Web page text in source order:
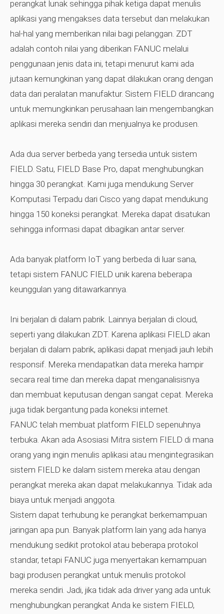
perangkat lunak sehingga pihak ketiga dapat menulis
aplikasi yang mengakses data tersebut dan melakukan
hal-hal yang memberikan nilai bagi pelanggan. ZDT
adalah contoh nilai yang diberikan FANUC melalui
penggunaan jenis data ini, tetapi menurut kami ada
jutaan kemungkinan yang dapat dilakukan orang dengan
data dari peralatan manufaktur. Sistem FIELD dirancang
untuk memungkinkan perusahaan lain mengembangkan
aplikasi mereka sendiri dan menjualnya ke produsen.
Ada dua server berbeda yang tersedia untuk sistem
FIELD. Satu, FIELD Base Pro, dapat menghubungkan
hingga 30 perangkat. Kami juga mendukung Server
Komputasi Terpadu dari Cisco yang dapat mendukung
hingga 150 koneksi perangkat. Mereka dapat disatukan
sehingga informasi dapat dibagikan antar server.
Ada banyak platform IoT yang berbeda di luar sana,
tetapi sistem FANUC FIELD unik karena beberapa
keunggulan yang ditawarkannya.
Ini berjalan di dalam pabrik. Lainnya berjalan di cloud,
seperti yang dilakukan ZDT. Karena aplikasi FIELD akan
berjalan di dalam pabrik, aplikasi dapat menjadi jauh lebih
responsif. Mereka mendapatkan data mereka hampir
secara real time dan mereka dapat menganalisisnya
dan membuat keputusan dengan sangat cepat. Mereka
juga tidak bergantung pada koneksi internet.
FANUC telah membuat platform FIELD sepenuhnya
terbuka. Akan ada Asosiasi Mitra sistem FIELD di mana
orang yang ingin menulis aplikasi atau mengintegrasikan
sistem FIELD ke dalam sistem mereka atau dengan
perangkat mereka akan dapat melakukannya. Tidak ada
biaya untuk menjadi anggota.
Sistem dapat terhubung ke perangkat berkemampuan
jaringan apa pun. Banyak platform lain yang ada hanya
mendukung sedikit protokol atau beberapa protokol
standar, tetapi FANUC juga menyertakan kemampuan
bagi produsen perangkat untuk menulis protokol
mereka sendiri. Jadi, jika tidak ada driver yang ada untuk
menghubungkan perangkat Anda ke sistem FIELD,